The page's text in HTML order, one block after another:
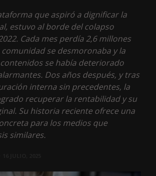
que aspiró a dignificar la
estuvo al borde del colapso
Cada mes perdía 2,6 millones
se desmoronaba y la
se había deteriorado
Dos años después, y tras
interna sin precedentes, la
recuperar la rentabilidad y su
Su historia reciente ofrece una
para los medios que
similares.